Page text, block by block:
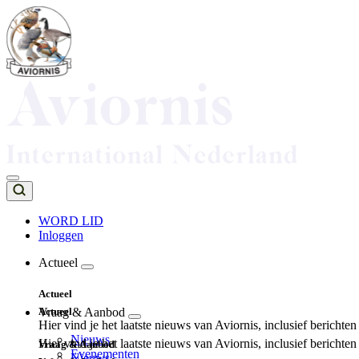
Overslaan
en
naar
de
inhoud
Top
navigation
WORD LID
Inloggen
navigation
Actueel
Actueel
Hier vind je het laatste nieuws van Aviornis, inclusief
Nieuws
Evenementen
Actueel
Hier vind je het laatste nieuws van Aviornis, inclusief
Vraag & Aanbod
Vraag & Aanbod